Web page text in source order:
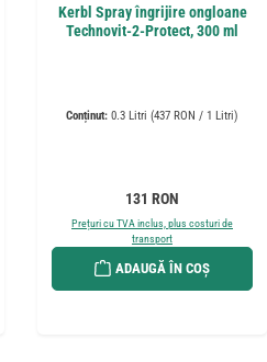
Kerbl Spray îngrijire ongloane
Technovit-2-Protect, 300 ml
Conținut: 0.3 Litri (437 RON / 1 Litri)
Preț obișnuit:
131 RON
Prețuri cu TVA inclus, plus costuri de
transport
ADAUGĂ ÎN COȘ